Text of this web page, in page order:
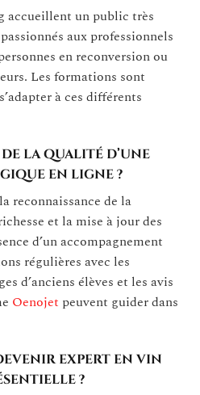
accueillent un public très
aux professionnels
en reconversion ou
Les formations sont
à ces différents
de la qualité d’une
en ligne ?
reconnaissance de la
et la mise à jour des
d’un accompagnement
régulières avec les
d’anciens élèves et les avis
Oenojet peuvent guider dans
expert en vin
?